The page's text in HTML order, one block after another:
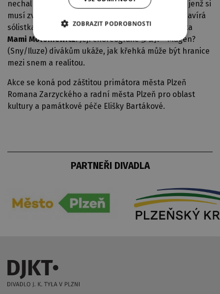
nechal inspirovat známým příběhem o Krabatovi, jenž si
musí zvolit mezi temnou mocí a láskou. Čtveřici uzavírá
sólistka plzeňského souboru, tanečnice z Japonska
Mami Mołoniewicz. Její choreografie 夢幻? - Mugen?
(Sny/Iluze) divákům ukáže, jak křehká může být hranice
mezi snem a realitou.
Akce se koná pod záštitou primátora města Plzeň
Romana Zarzyckého a radní města Plzeň pro oblast
kultury a památkové péče Elišky Bartákové.
PARTNEŘI DIVADLA
ZOBRAZIT PODROBNOSTI